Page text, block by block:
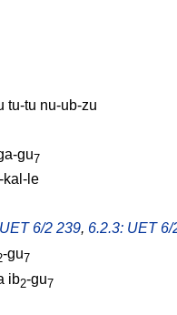
tu-tu nu-ub-zu
gu7
kal-le
6/2 239, 6.2.3: UET 6/
-gu7
ib2-gu7